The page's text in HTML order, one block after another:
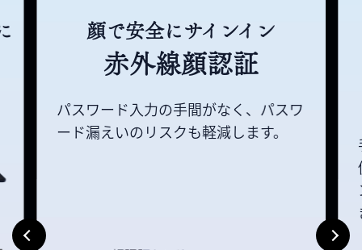
顔で安全にサインイン
赤外線顔認証
パスワード入力の手間がなく、パスワ
ード漏えいのリスクも軽減します。